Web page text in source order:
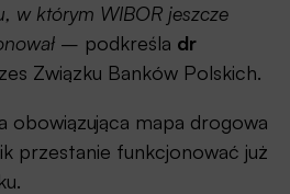
w którym WIBOR jeszcze
– podkreśla dr
Związku Banków Polskich.
obowiązująca mapa drogowa
przestanie funkcjonować już